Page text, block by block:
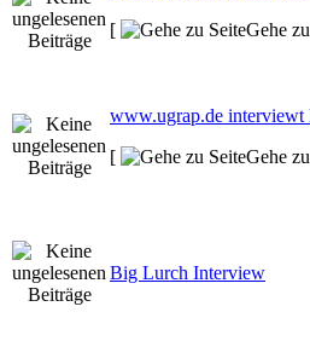
[
Gehe
www.ugrap.de
[
Gehe
Big Lurch Interview